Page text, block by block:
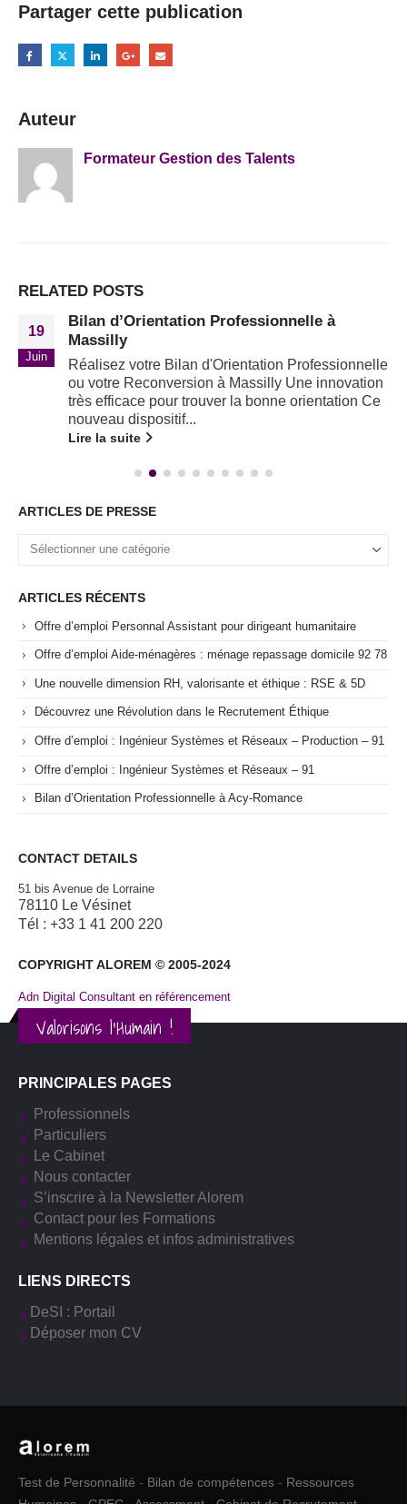
Partager cette publication
Auteur
Formateur Gestion des Talents
RELATED POSTS
19
Juin
Bilan d’Orientation Professionnelle à
Massilly
Réalisez votre Bilan d'Orientation Professionnelle
ou votre Reconversion à Massilly Une innovation
très efficace pour trouver la bonne orientation Ce
nouveau dispositif...
Lire la suite
ARTICLES DE PRESSE
ARTICLES RÉCENTS
Offre d’emploi Personnal Assistant pour dirigeant humanitaire
Offre d’emploi Aide-ménagères : ménage repassage domicile 92 78
Une nouvelle dimension RH, valorisante et éthique : RSE & 5D
Découvrez une Révolution dans le Recrutement Éthique
Offre d’emploi : Ingénieur Systèmes et Réseaux – Production – 91
Offre d’emploi : Ingénieur Systèmes et Réseaux – 91
Bilan d’Orientation Professionnelle à Acy-Romance
CONTACT DETAILS
51 bis Avenue de Lorraine
78110 Le Vésinet
Tél : +33 1 41 200 220
COPYRIGHT ALOREM © 2005-2024
Adn Digital Consultant en référencement
Valorisons l'Humain !
PRINCIPALES PAGES
Professionnels
Particuliers
Le Cabinet
Nous contacter
S’inscrire à la Newsletter Alorem
Contact pour les Formations
Mentions légales et infos administratives
LIENS DIRECTS
DeSI : Portail
Déposer mon CV
Test de Personnalité - Bilan de compétences - Ressources